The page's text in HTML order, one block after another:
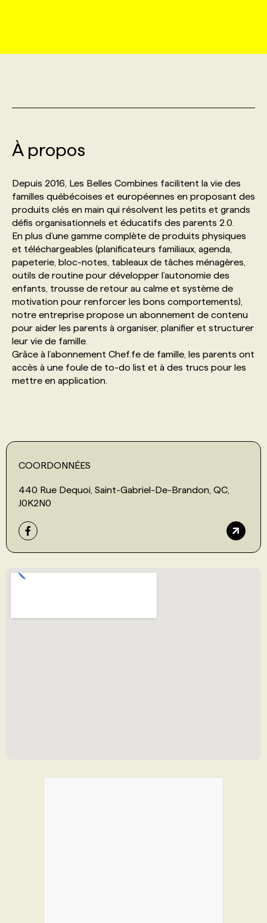
INITIATIVES NUMÉRIQUES
PRIX ET DISTINCTIONS
TENDANCES
MARKETING DURABLE
ÉVÉNEMENTIEL
NOS AUTEUR‧RICES
ANNONCEZ AVEC NOUS
PROFIL ENTREPRISE
FAQ
ANNONCEZ AVEC NOUS
PROFIL CANDIDAT
ANNONCEZ AVEC NOUS
NOS PARCOURS DE FORMATIONS
FORMATIONS PERSONNALISÉES
NOS FORMATEUR‧RICES
POURQUOI CHOISIR NOS FORMATIONS
NOS TARIFS
PROGRAMMES DE SUBVENTIONS
FAQ
ANNONCEZ AVEC NOUS
SERVICE DE CHASSE DE TÊTE
NOS TARIFS
NOS EXPERTISES
FAQ
ANNONCEZ AVEC NOUS
À propos
Depuis 2016, Les Belles Combines facilitent la vie des
familles québécoises et européennes en proposant des
produits clés en main qui résolvent les petits et grands
défis organisationnels et éducatifs des parents 2.0.
En plus d’une gamme complète de produits physiques
et téléchargeables (planificateurs familiaux, agenda,
papeterie, bloc-notes, tableaux de tâches ménagères,
outils de routine pour développer l’autonomie des
enfants, trousse de retour au calme et système de
motivation pour renforcer les bons comportements),
notre entreprise propose un abonnement de contenu
pour aider les parents à organiser, planifier et structurer
leur vie de famille.
Grâce à l’abonnement Chef.fe de famille, les parents ont
accès à une foule de to-do list et à des trucs pour les
mettre en application.
COORDONNÉES
440 Rue Dequoi, Saint-Gabriel-De-Brandon, QC,
J0K2N0